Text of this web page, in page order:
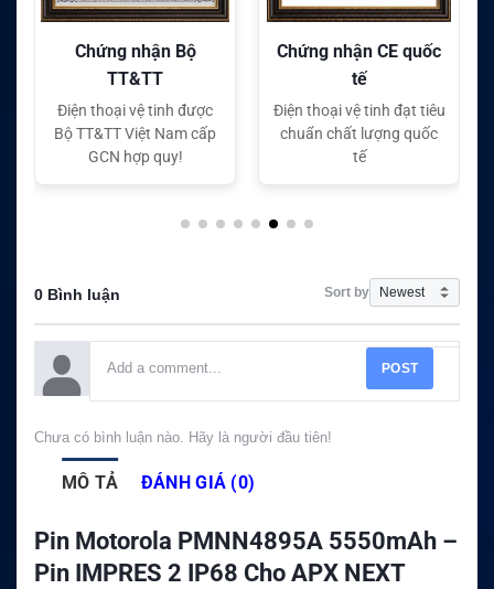
Chứng nhận CE quốc
tế
Điện thoại vệ tinh đạt tiêu
chuẩn chất lượng quốc
tế
Chứng nhận FC quốc
tế
Điện thoại vệ tinh đạt tiêu
chuẩn chất lượng quốc
tế
0 Bình luận Sort by
POST
Chưa có bình luận nào. Hãy là người đầu tiên!
MÔ TẢ ĐÁNH GIÁ (0)
Pin Motorola PMNN4895A 5550mAh –
Pin IMPRES 2 IP68 Cho APX NEXT